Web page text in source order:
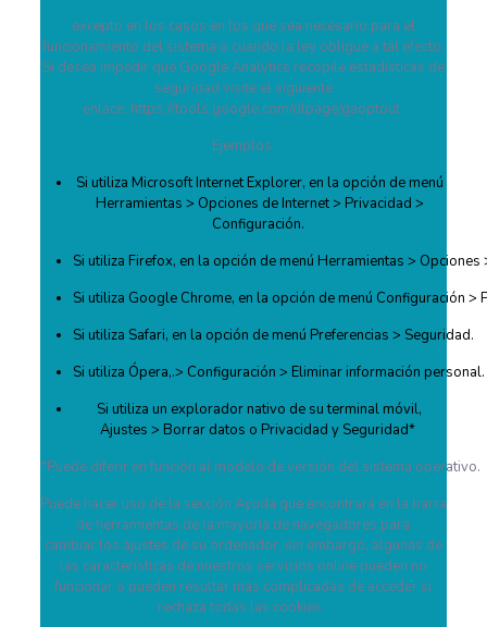
excepto en los casos en los que sea necesario para el
funcionamiento del sistema o cuando la ley obligue a tal efecto.
Si desea impedir que Google Analytics recopile estadísticas de
seguridad visite el siguiente
enlace: https://tools.google.com/dlpage/gaoptout
Ejemplos:
Si utiliza Microsoft Internet Explorer, en la opción de menú
Herramientas > Opciones de Internet > Privacidad >
Configuración.
Si utiliza Firefox, en la opción de menú Herramientas >
Si utiliza Google Chrome, en la opción de menú Configuración >
Si utiliza Safari, en la opción de menú Preferencias > Seguridad.
Si utiliza Ópera,.> Configuración > Eliminar información personal.
Si utiliza un explorador nativo de su terminal móvil,
Ajustes > Borrar datos o Privacidad y Seguridad*
*Puede diferir en función al modelo de versión del sistema operativo.
Puede hacer uso de la sección Ayuda que encontrará en la barra
de herramientas de la mayoría de navegadores para
cambiar los ajustes de su ordenador, sin embargo, algunas de
las características de nuestros servicios online pueden no
funcionar o pueden resultar más complicadas de acceder si
rechaza todas las cookies.